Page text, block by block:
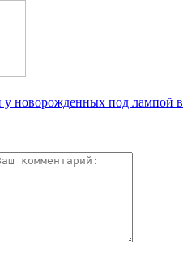
у новорожденных под лампой в